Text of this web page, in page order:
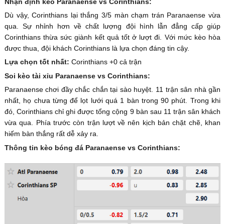
Dù vậy, Corinthians lại thắng 3/5 màn chạm trán Paranaense vừa
qua. Sự nhỉnh hơn về chất lượng đội hình lẫn đẳng cấp giúp
Corinthians thừa sức giành kết quả tốt ở lượt đi. Với mức kèo hòa
được thua, đội khách Corinthians là lựa chọn đáng tin cậy.
Lựa chọn tốt nhất: Corinthians +0 cả trận
Soi kèo tài xỉu Paranaense vs Corinthians:
Paranaense chơi đầy chắc chắn tại sào huyệt. 11 trận sân nhà gần
nhất, họ chưa từng để lọt lưới quá 1 bàn trong 90 phút. Trong khi
đó, Corinthians chỉ ghi được tổng cộng 9 bàn sau 11 trận sân khách
vừa qua. Phía trước còn trận lượt về nên kịch bản chặt chẽ, khan
hiếm bàn thắng rất dễ xảy ra.
Thông tin kèo bóng đá Paranaense vs Corinthians: